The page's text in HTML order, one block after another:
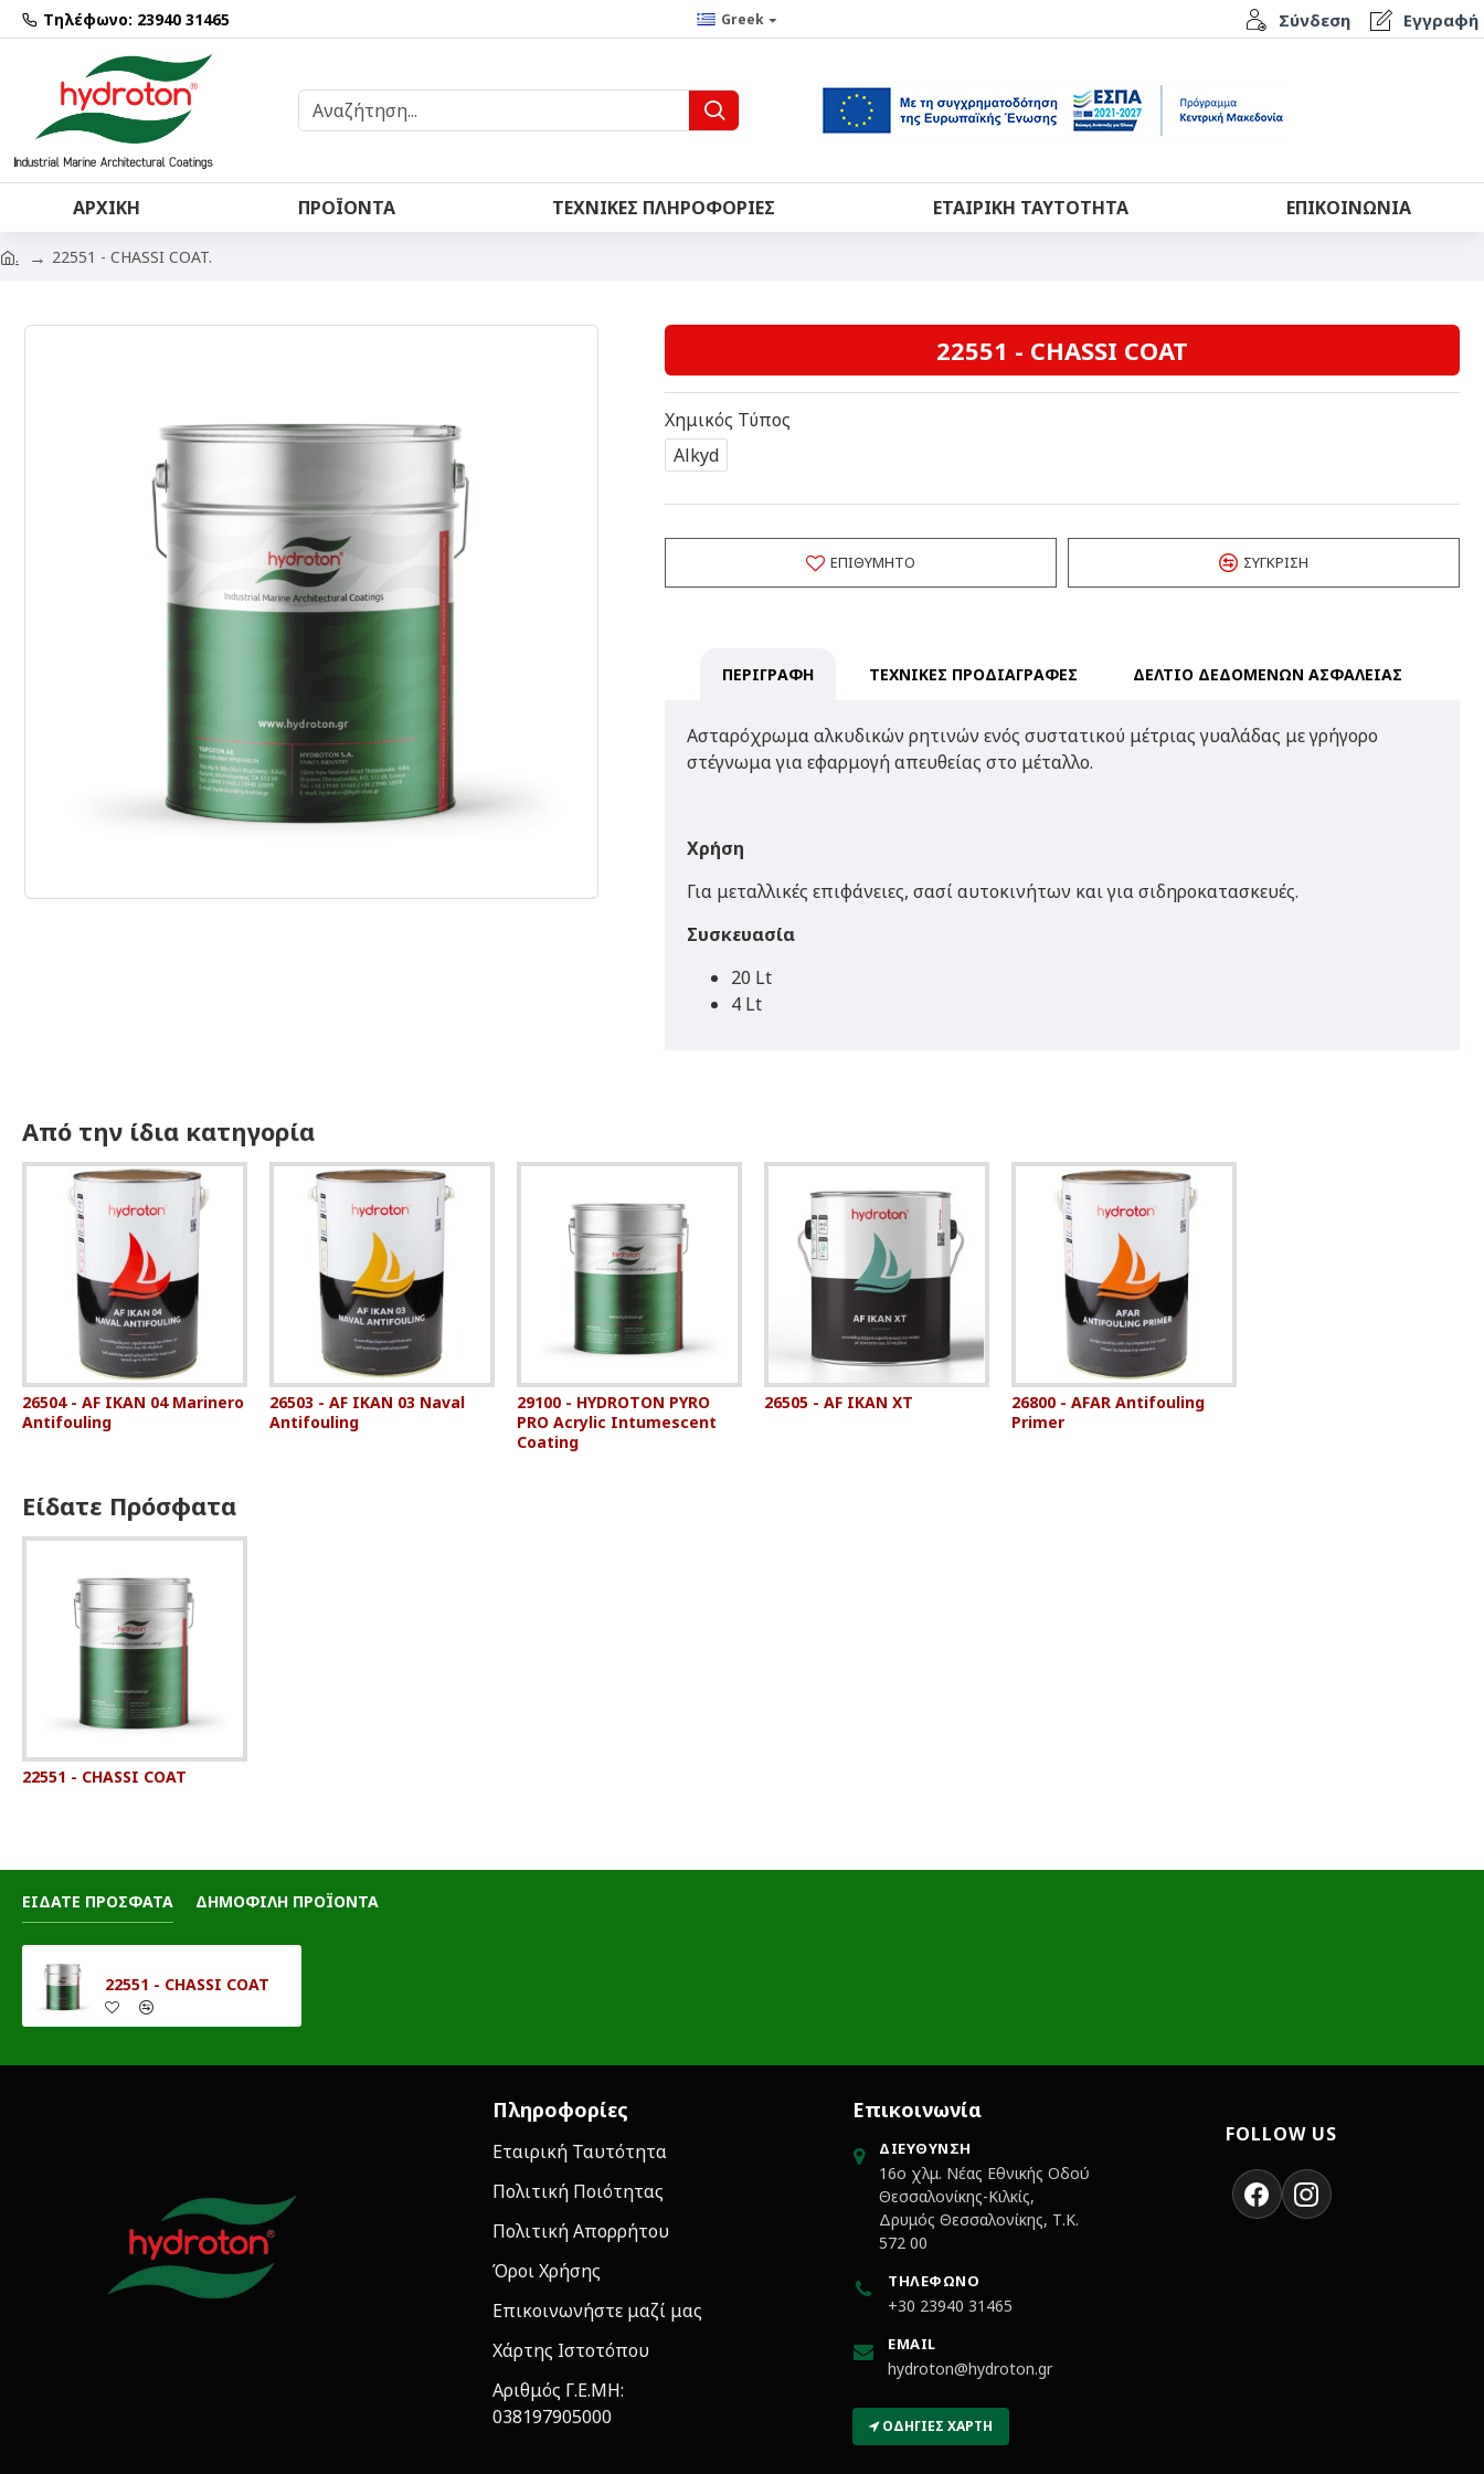
Τηλέφωνο: 23940 31465 Greek Σύνδεση Εγγραφή
ΑΡΧΙΚΉ ΠΡΟΪΌΝΤΑ ΤΕΧΝΙΚΈΣ ΠΛΗΡΟΦΟΡΊΕΣ ΕΤΑΙΡΙΚΉ ΤΑΥΤΌΤΗΤΑ ΕΠΙΚΟΙΝΩΝΊΑ
. 22551 - CHASSI COAT.
22551 - CHASSI COAT
Χημικός Τύπος
Alkyd
ΕΠΙΘΥΜΗΤΌ ΣΎΓΚΡΙΣΗ
ΠΕΡΙΓΡΑΦΗ ΤΕΧΝΙΚΕΣ ΠΡΟΔΙΑΓΡΑΦΕΣ ΔΕΛΤΙΟ ΔΕΔΟΜΕΝΩΝ ΑΣΦΑΛΕΙΑΣ
Ασταρόχρωμα αλκυδικών ρητινών ενός συστατικού μέτριας γυαλάδας με γρήγορο
στέγνωμα για εφαρμογή απευθείας στο μέταλλο.
Χρήση
Για μεταλλικές επιφάνειες, σασί αυτοκινήτων και για σιδηροκατασκευές.
Συσκευασία
20 Lt
4 Lt
Από την ίδια κατηγορία
26504 - AF IKAN 04 Marinero
Antifouling
26503 - AF IKAN 03 Naval
Antifouling
29100 - HYDROTON PYRO
PRO Acrylic Intumescent
Coating
26505 - AF IKAN XT
26800 - AFAR Antifouling
Primer
Είδατε Πρόσφατα
22551 - CHASSI COAT
ΕΙΔΑΤΕ ΠΡΟΣΦΑΤΑ ΔΗΜΟΦΙΛΗ ΠΡΟΪΟΝΤΑ
22551 - CHASSI COAT
Πληροφορίες
Εταιρική Ταυτότητα
Πολιτική Ποιότητας
Πολιτική Απορρήτου
Όροι Χρήσης
Επικοινωνήστε μαζί μας
Χάρτης Ιστοτόπου
Αριθμός Γ.Ε.ΜΗ:
038197905000
Επικοινωνία
ΔΙΕΎΘΥΝΣΗ
16ο χλμ. Νέας Εθνικής Οδού
Θεσσαλονίκης-Κιλκίς,
Δρυμός Θεσσαλονίκης, Τ.Κ.
572 00
ΤΗΛΈΦΩΝΟ
+30 23940 31465
EMAIL
hydroton@hydroton.gr
ΟΔΗΓΊΕΣ ΧΆΡΤΗ
FOLLOW US